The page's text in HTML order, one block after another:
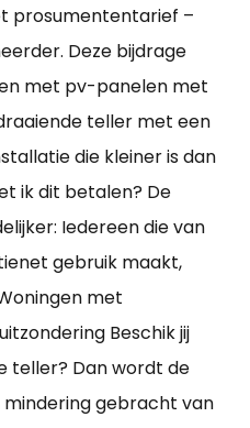
prosumententarief –
Deze bijdrage
met pv-panelen met
teller met een
die kleiner is dan
ik dit betalen? De
Iedereen die van
gebruik maakt,
met
Beschik jij
teller? Dan wordt de
gebracht van